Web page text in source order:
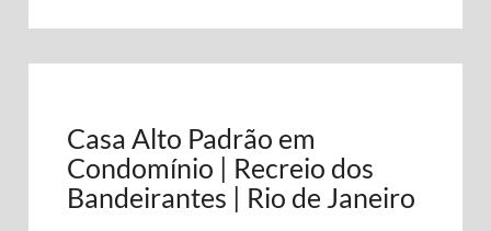
Casa Alto Padrão em
Condomínio | Recreio dos
Bandeirantes | Rio de Janeiro